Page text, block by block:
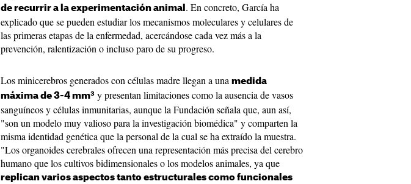
de recurrir a la experimentación animal . En concreto, García ha
explicado que se pueden estudiar los mecanismos moleculares y celulares de
las primeras etapas de la enfermedad, acercándose cada vez más a la
prevención, ralentización o incluso paro de su progreso.
Los minicerebros generados con células madre llegan a una medida
máxima de 3-4 mm³ y presentan limitaciones como la ausencia de vasos
sanguíneos y células inmunitarias, aunque la Fundación señala que, aun así,
"son un modelo muy valioso para la investigación biomédica" y comparten la
misma identidad genética que la personal de la cual se ha extraído la muestra.
"Los organoides cerebrales ofrecen una representación más precisa del cerebro
humano que los cultivos bidimensionales o los modelos animales, ya que
replican varios aspectos tanto estructurales como funcionales